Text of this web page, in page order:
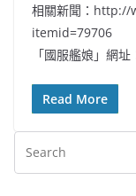
相關新聞：http://
itemid=79706
「國服艦娘」網
Read More